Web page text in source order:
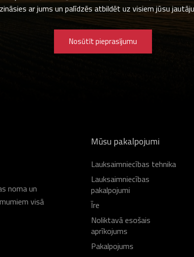
ar jums un palīdzēs atbildēt uz visiem jūsu
Nosūtīt pieprasījumu
noma un
visā
Mūsu pakalpojumi
Lauksaimniecības tehnika
Lauksaimniecības
pakalpojumi
Īre
Noliktavā esošais
aprīkojums
Pakalpojums